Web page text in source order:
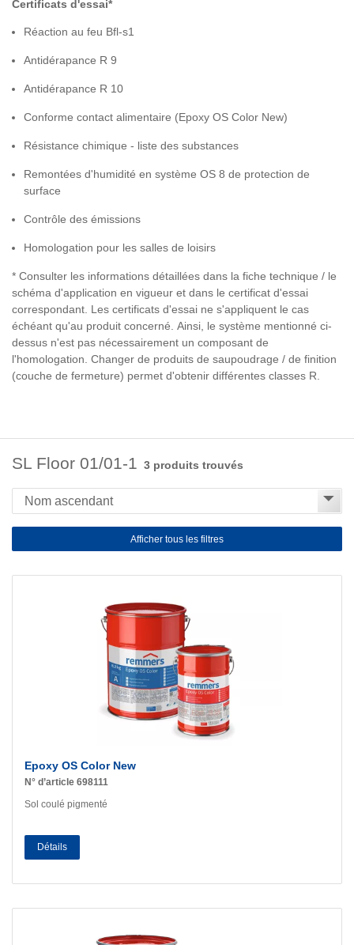
Certificats d'essai*
Réaction au feu Bfl-s1
Antidérapance R 9
Antidérapance R 10
Conforme contact alimentaire (Epoxy OS Color New)
Résistance chimique - liste des substances
Remontées d'humidité en système OS 8 de protection de
surface
Contrôle des émissions
Homologation pour les salles de loisirs
* Consulter les informations détaillées dans la fiche technique / le
schéma d'application en vigueur et dans le certificat d'essai
correspondant. Les certificats d'essai ne s'appliquent le cas
échéant qu'au produit concerné. Ainsi, le système mentionné ci-
dessus n'est pas nécessairement un composant de
l'homologation. Changer de produits de saupoudrage / de finition
(couche de fermeture) permet d'obtenir différentes classes R.
SL Floor 01/01-1 3 produits trouvés
Afficher tous les filtres
Epoxy OS Color New
N° d’article 698111
Sol coulé pigmenté
Détails